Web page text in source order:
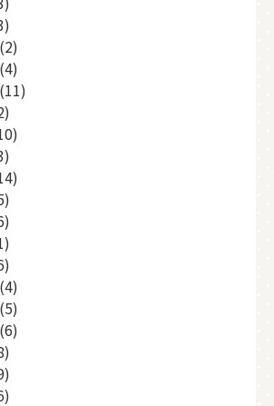
(2)
(4)
(11)
(4)
(5)
(6)